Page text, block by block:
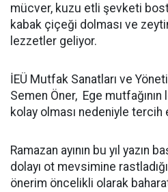
mücver, kuzu etli şevketi
kabak çiçeği dolması ve
lezzetler geliyor.
İEÜ Mutfak Sanatları ve
Semen Öner, Ege mutfağının
kolay olması nedeniyle
Ramazan ayının bu yıl yazın
dolayı ot mevsimine
önerim öncelikli olarak